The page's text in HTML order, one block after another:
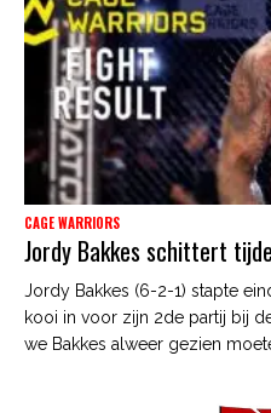
CAGE WARRIORS
Jordy Bakkes schittert
Jordy Bakkes (6-2-1) stapte
kooi in voor zijn 2de partij bij
we Bakkes alweer gezien